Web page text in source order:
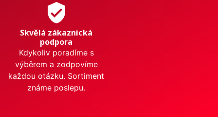
verified_user
Skvělá zákaznická
podpora
Kdykoliv poradíme s
výběrem a zodpovíme
každou otázku. Sortiment
známe poslepu.